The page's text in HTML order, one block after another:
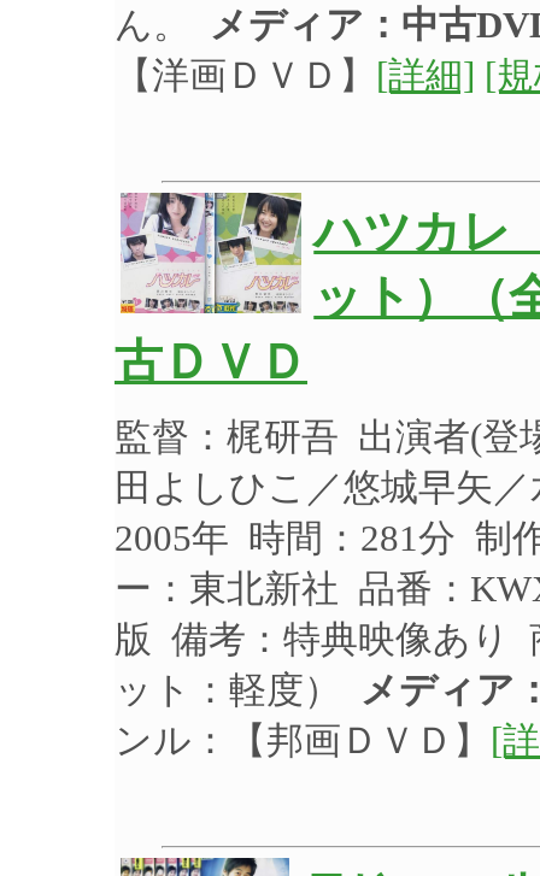
ん。
メディア：中古
【洋画ＤＶＤ】 [詳細] [
ハツカ
ット）（
古ＤＶＤ
監督：梶研吾 出演者(登
田よしひこ／悠城早矢
2005年 時間：281分 制
ー：東北新社 品番：
版 備考：特典映像あり
ット：軽度）
メディア
ンル：【邦画ＤＶＤ】 [